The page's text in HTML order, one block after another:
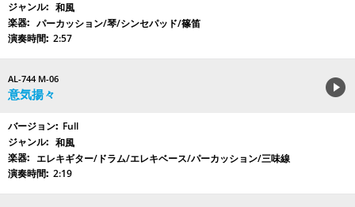
和風
パーカッション/琴/シンセパッド/篠笛
2:57
AL-744 M-06
意気揚々
Full
和風
エレキギター/ドラム/エレキベース/パーカッション/三味線
2:19